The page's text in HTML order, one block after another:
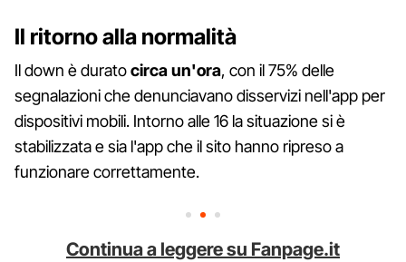
Il ritorno alla normalità
Il down è duratocirca un'ora, con il 75% delle
segnalazioni che denunciavano disservizi nell'app per
dispositivi mobili. Intorno alle 16 la situazione si è
stabilizzata e sia l'app che il sito hanno ripreso a
funzionare correttamente.
Continua a leggere su Fanpage.it